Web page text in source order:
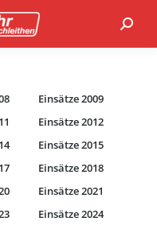
Einsätze 2009
Einsätze 2012
Einsätze 2015
Einsätze 2018
Einsätze 2021
Einsätze 2024